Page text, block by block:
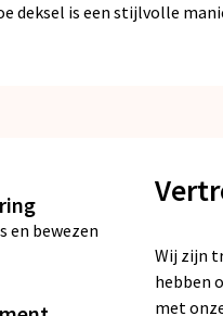
deksel is een stijlvolle
en bewezen
Wij zijn
hebben
met